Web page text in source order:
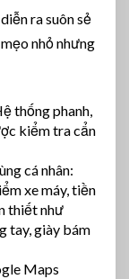
ra suôn sẻ
nhỏ nhưng
thống phanh,
kiểm tra cẩn
cá nhân:
xe máy, tiền
thiết như
tay, giày bám
Maps